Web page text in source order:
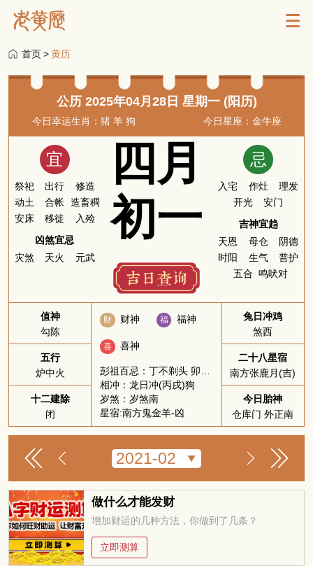
首页>黄历
公历 2025年04月28日 星期一 (阳历)
今日幸运生肖：猪 羊 狗 今日星座：金牛座
宜
祭祀 出行
修造
动土
合帐
造畜稠
安床
移徙
入殓
凶煞宜忌
灾煞
天火 元武
四月
初一
忌
入宅 作灶
理发
开光
安门
吉神宜趋
天恩
母仓
阴德
时阳
生气
普护
五合 鸣吠对
值神
勾陈
五行
炉中火
十二建除
闭
财 财神 福 福神
喜 喜神
彭祖百忌：丁不剃头 卯不穿井
相冲：龙日冲(丙戌)狗
岁煞：岁煞南
星宿:南方鬼金羊-凶
兔日冲鸡
煞西
二十八星宿
南方张鹿月(吉)
今日胎神
仓库门 外正南
做什么才能发财
增加财运的几种方法，你做到了几条？
立即测算